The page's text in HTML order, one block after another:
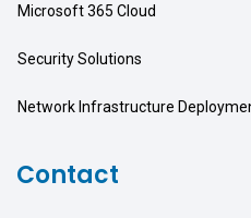
Microsoft 365 Cloud
Security Solutions
Network Infrastructure
Contact